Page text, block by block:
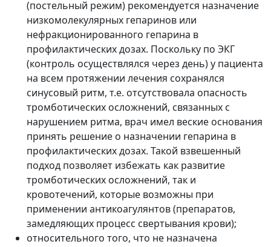
(постельный режим) рекомендуется назначение
низкомолекулярных гепаринов или
нефракционированного гепарина в
профилактических дозах. Поскольку по ЭКГ
(контроль осуществлялся через день) у пациента
на всем протяжении лечения сохранялся
синусовый ритм, т.е. отсутствовала опасность
тромботических осложнений, связанных с
нарушением ритма, врач имел веские основания
принять решение о назначении гепарина в
профилактических дозах. Такой взвешенный
подход позволяет избежать как развитие
тромботических осложнений, так и
кровотечений, которые возможны при
применении антикоагулянтов (препаратов,
замедляющих процесс свертывания крови);
относительного того, что не назначена